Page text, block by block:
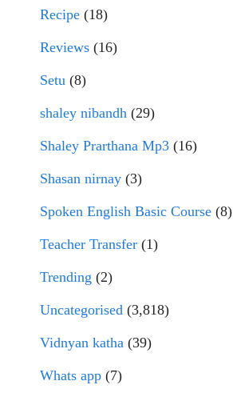
Recipe (18)
Reviews (16)
Setu (8)
shaley nibandh (29)
Shaley Prarthana Mp3 (16)
Shasan nirnay (3)
Spoken English Basic Course (8)
Teacher Transfer (1)
Trending (2)
Uncategorised (3,818)
Vidnyan katha (39)
Whats app (7)